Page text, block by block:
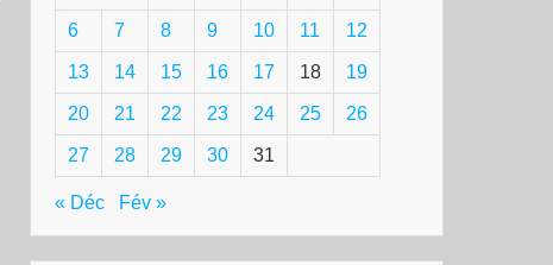
6 7 8 9 10 11 12
13 14 15 16 17 18 19
20 21 22 23 24 25 26
27 28 29 30 31
« Déc Fév »